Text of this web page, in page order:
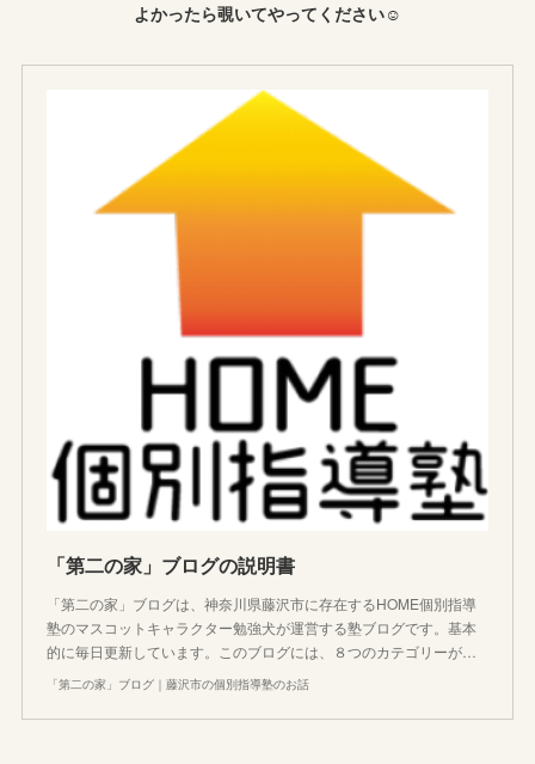
よかったら覗いてやってください☺︎
「第二の家」ブログの説明書
「第二の家」ブログは、神奈川県藤沢市に存在するHOME個別指導
塾のマスコットキャラクター勉強犬が運営する塾ブログです。基本
的に毎日更新しています。このブログには、８つのカテゴリーが…
「第二の家」ブログ｜藤沢市の個別指導塾のお話